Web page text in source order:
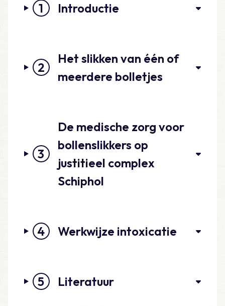
1 Introductie
2
Het slikken van één of
meerdere bolletjes
3
De medische zorg voor
bollenslikkers op
justitieel complex
Schiphol
4 Werkwijze intoxicatie
5 Literatuur